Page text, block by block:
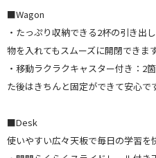
■Wagon
・たっぷり収納できる2杯の引き出
物を入れてもスムーズに開閉できます
・移動ラクラクキャスター付き：2
た後はきちんと固定ができて安心です
■Desk
使いやすい広々天板で毎日の学習を